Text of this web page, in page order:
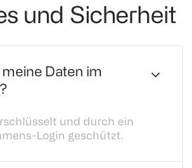
und Sicherheit
Daten im
und durch ein
Login geschützt.